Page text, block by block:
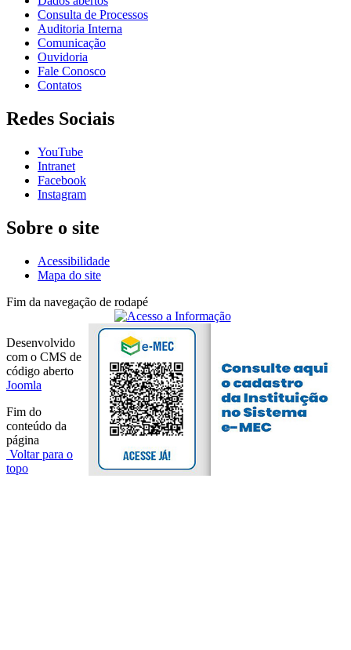
Consulta de Processos
Auditoria Interna
Comunicação
Ouvidoria
Fale Conosco
Contatos
Redes Sociais
YouTube
Intranet
Facebook
Instagram
Sobre o site
Acessibilidade
Mapa do site
Fim da navegação de rodapé
Desenvolvido
com o CMS de
código aberto
Joomla
Fim do
conteúdo da
página
Voltar para o
topo